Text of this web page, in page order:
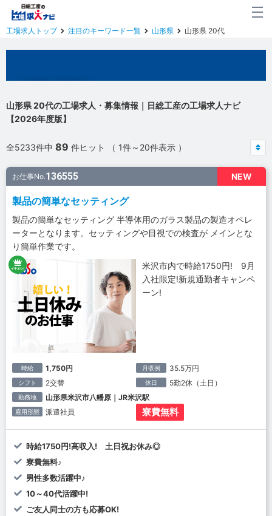
工場求人トップ 注目のキーワード一覧 山形県 山形県 20代
山形県 20代の工場求人・募集情報｜日総工産の工場求人ナビ
【2026年度版】
全5233件中 89 件ヒット （ 1件～20件表示 ）
NEW
お仕事No.136555
製品の簡単なセッティング
製品の簡単なセッティング 半導体用のガラス製品の製造オペレ
ーターとなります。セッティングや目視での検査が メインとな
り簡単作業です。
米沢市内で時給1750円! 9月
入社限定!新規通勤者キャンペ
ーン!
時給 1,750円 月収例 35.5万円
シフト 2交替 休日 5勤2休（土日）
勤務地 山形県米沢市八幡原｜JR米沢駅
雇用形態 派遣社員 寮費無料
時給1750円!高収入! 土日祝お休み◎
寮費無料♪
男性多数活躍中♪
10～40代活躍中!
ご友人同士の方も応募OK!